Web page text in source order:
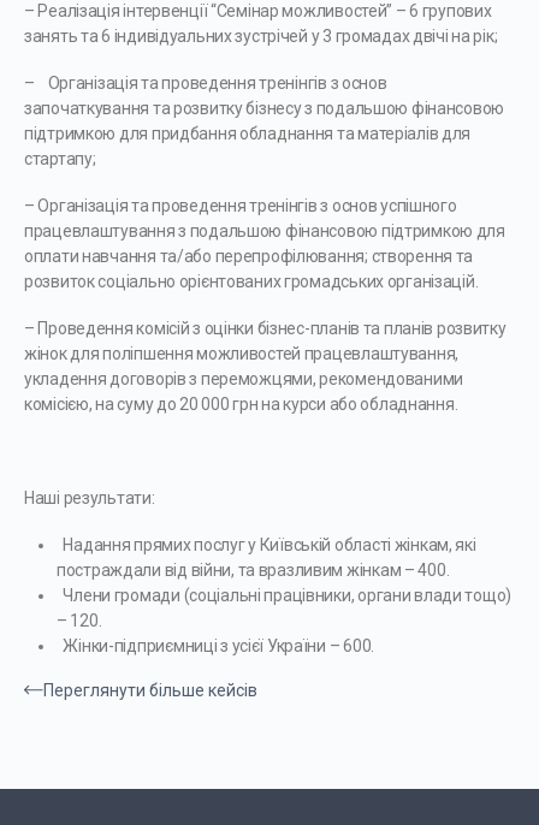
– Реалізація інтервенції “Семінар можливостей” – 6 групових
занять та 6 індивідуальних зустрічей у 3 громадах двічі на рік;
– Організація та проведення тренінгів з основ
започаткування та розвитку бізнесу з подальшою фінансовою
підтримкою для придбання обладнання та матеріалів для
стартапу;
– Організація та проведення тренінгів з основ успішного
працевлаштування з подальшою фінансовою підтримкою для
оплати навчання та/або перепрофілювання; створення та
розвиток соціально орієнтованих громадських організацій.
– Проведення комісій з оцінки бізнес-планів та планів розвитку
жінок для поліпшення можливостей працевлаштування,
укладення договорів з переможцями, рекомендованими
комісією, на суму до 20 000 грн на курси або обладнання.
Наші результати:
Надання прямих послуг у Київській області жінкам, які
постраждали від війни, та вразливим жінкам – 400.
Члени громади (соціальні працівники, органи влади тощо)
– 120.
Жінки-підприємниці з усієї України – 600.
Переглянути більше кейсів